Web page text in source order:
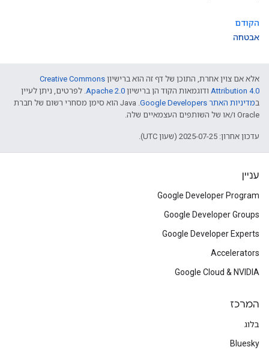
הקודם
אבטחה
אלא אם צוין אחרת, התוכן של דף זה הוא ברישיון Creative Commons
Attribution 4.0 ודוגמאות הקוד הן ברישיון Apache 2.0. לפרטים, ניתן לעיין
במדיניות האתר Google Developers‏
.‏ Java הוא סימן מסחרי רשום של חברת
Oracle ו/או של השותפים העצמאיים שלה.
עדכון אחרון: 2025-07-25 (שעון UTC).
עניין
Google Developer Program
Google Developer Groups
Google Developer Experts
Accelerators
Google Cloud & NVIDIA
המרכז
בלוג
Bluesky